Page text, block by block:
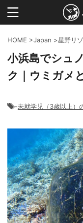
HOME >Japan >星野リ
小浜島でシュ
ク｜ウミガメ
-未就学児（3歳以上）